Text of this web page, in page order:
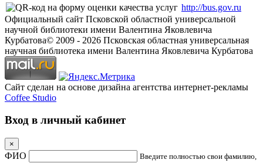
http://bus.gov.ru
Официальный сайт Псковской областной универсальной
научной библиотеки имени Валентина Яковлевича
Курбатова© 2009 - 2026 Псковская областная универсальная
научная библиотека имени Валентина Яковлевича Курбатова
Сайт сделан на основе дизайна агентства интернет-рекламы
Coffee Studio
Вход в личный кабинет
×
ФИО
Введите полностью свои фамилию,